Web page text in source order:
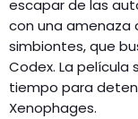
escapar de las
con una amenaza
simbiontes, que
Codex. La
tiempo para
Xenophages.